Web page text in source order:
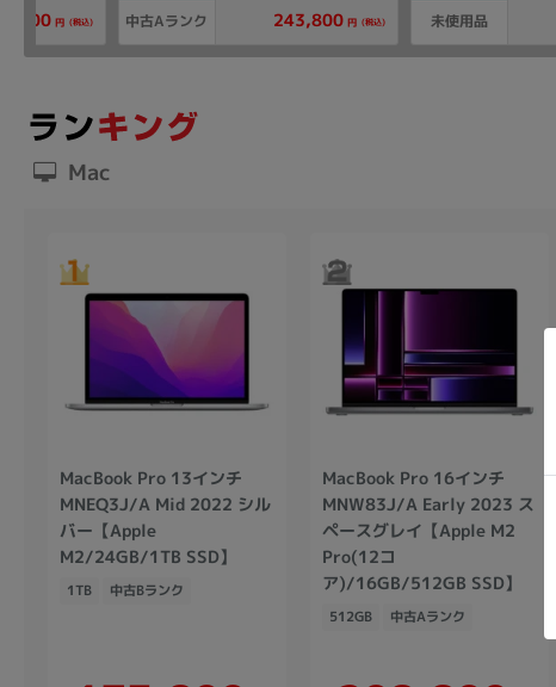
円 (税込) 中古Aランク 243,800 円 (税込) 未使用品
Mac
MacBook Pro 13インチ
MNEQ3J/A Mid 2022 シル
バー【Apple
M2/24GB/1TB SSD】
1TB 中古Bランク
MacBook Pro 16インチ
MNW83J/A Early 2023 ス
ペースグレイ【Apple M2
Pro(12コ
ア)/16GB/512GB SSD】
512GB 中古Aランク